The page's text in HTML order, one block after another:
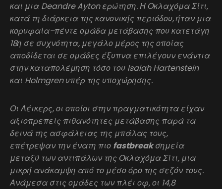
και μια Deandre Ayton ερώτηση. Η Οκλαχόμα Σίτι,
κατά τη διάρκεια της κανονικής περιόδου, ήταν μια
κορυφαία-πέντε ομάδα μετάβασης που κατετάγη
18η σε συχνότητα, μεγάλο μέρος της οποίας
αποδίδεται σε ομάδες έξυπνα επιλέγουν ενάντια
στην καταπολέμηση τόσο του Isaiah Hartenstein
και Holmgren υπέρ της υποχώρησης.
Οι Λέικερς, οι οποίοι στην πραγματικότητα είχαν
αξιοπρεπείς πιθανότητες μετάβασης παρά τα
δεινά της ασφάλειας της μπάλας τους,
επέτρεψαν την ένατη πιο fastbreakσημεία
μεταξύ των αντιπάλων της Οκλαχόμα Σίτι, μια
μικρή ανάκαμψη από το μέσο όρο της σεζόν τους.
Ανάμεσα στις ομάδες των πλέι οφ, οι 14,8